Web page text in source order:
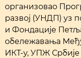
организовао
развој (УНДП) уз
и Фондације
обележавања
ИКТ-у, УПЖ Србије